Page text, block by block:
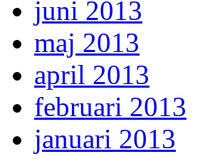
juni 2013
maj 2013
april 2013
februari 2013
januari 2013